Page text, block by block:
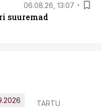
06.08.26, 13:07
suuremad
TARTU